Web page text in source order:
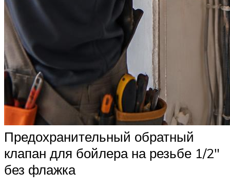
Предохранительный обратный
клапан для бойлера на резьбе 1/2″
без флажка